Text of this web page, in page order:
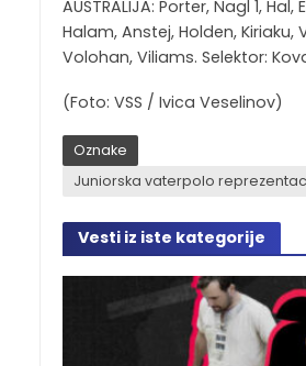
AUSTRALIJA: Porter, Nagl 1, Hal,
Halam, Anstej, Holden, Kiriaku,
Volohan, Viliams. Selektor:
(Foto: VSS / Ivica Veselinov)
Oznake
Juniorska vaterpolo
Vesti iz iste kategorije